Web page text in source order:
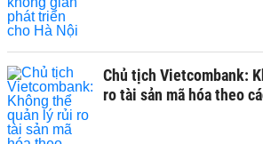
Chủ tịch Vietcombank:
ro tài sản mã hóa theo